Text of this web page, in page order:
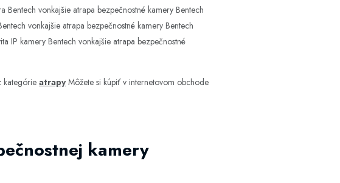
Bentech vonkajšie atrapa bezpečnostné kamery Bentech
vonkajšie atrapa bezpečnostné kamery Bentech
IP kamery Bentech vonkajšie atrapa bezpečnostné
kategórieatrapyMôžete si kúpiť v internetovom obchode
kamery